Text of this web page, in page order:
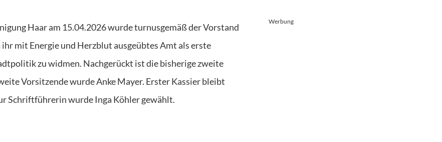
Haar am 15.04.2026 wurde turnusgemäß der Vorstand
mit Energie und Herzblut ausgeübtes Amt als erste
zu widmen. Nachgerückt ist die bisherige zweite
Vorsitzende wurde Anke Mayer. Erster Kassier bleibt
Schriftführerin wurde Inga Köhler gewählt.
Werbung